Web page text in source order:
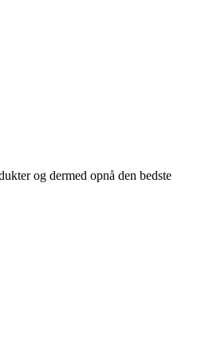
og dermed opnå den bedste